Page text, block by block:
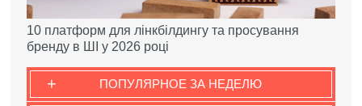
10 платформ для лінкбілдингу та просування
бренду в ШІ у 2026 році
ПОПУЛЯРНОЕ ЗА НЕДЕЛЮ
+